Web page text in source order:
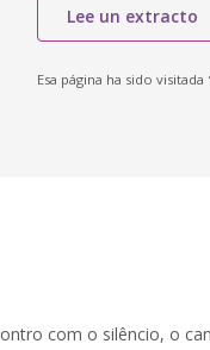
Lee un extracto
Esa página ha sido visitada
com o silêncio, o